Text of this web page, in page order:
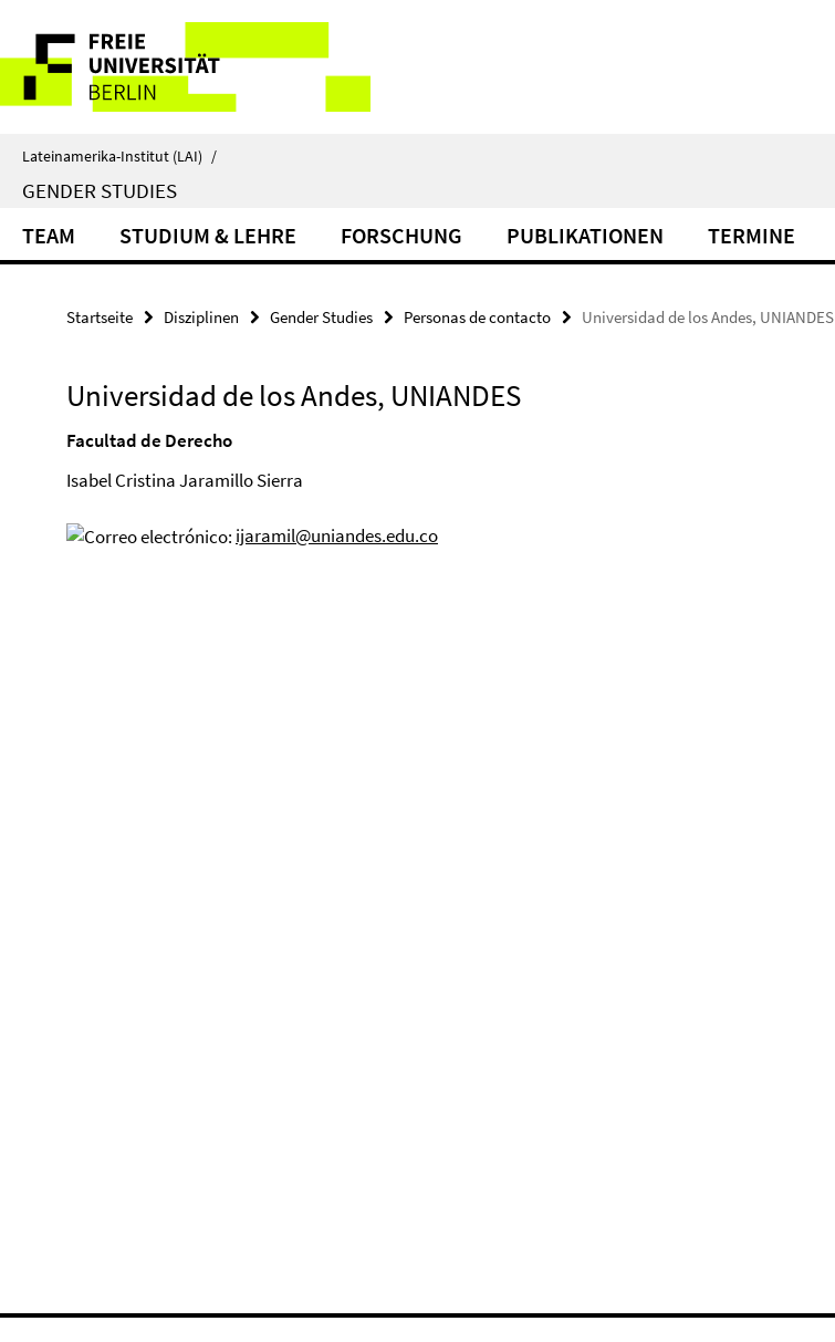
direkt
Inhalt
Service-
Navigation
Lateinamerika-Institut (LAI) /
GENDER STUDIES
TEAM STUDIUM & LEHRE FORSCHUNG PUBLIKATIONEN TERMINE
Startseite Disziplinen Gender Studies Personas de contacto Universidad de los Andes, UNIANDES
Universidad de los Andes, UNIANDES
Facultad de Derecho
Isabel Cristina Jaramillo Sierra
ijaramil@uniandes.edu.co